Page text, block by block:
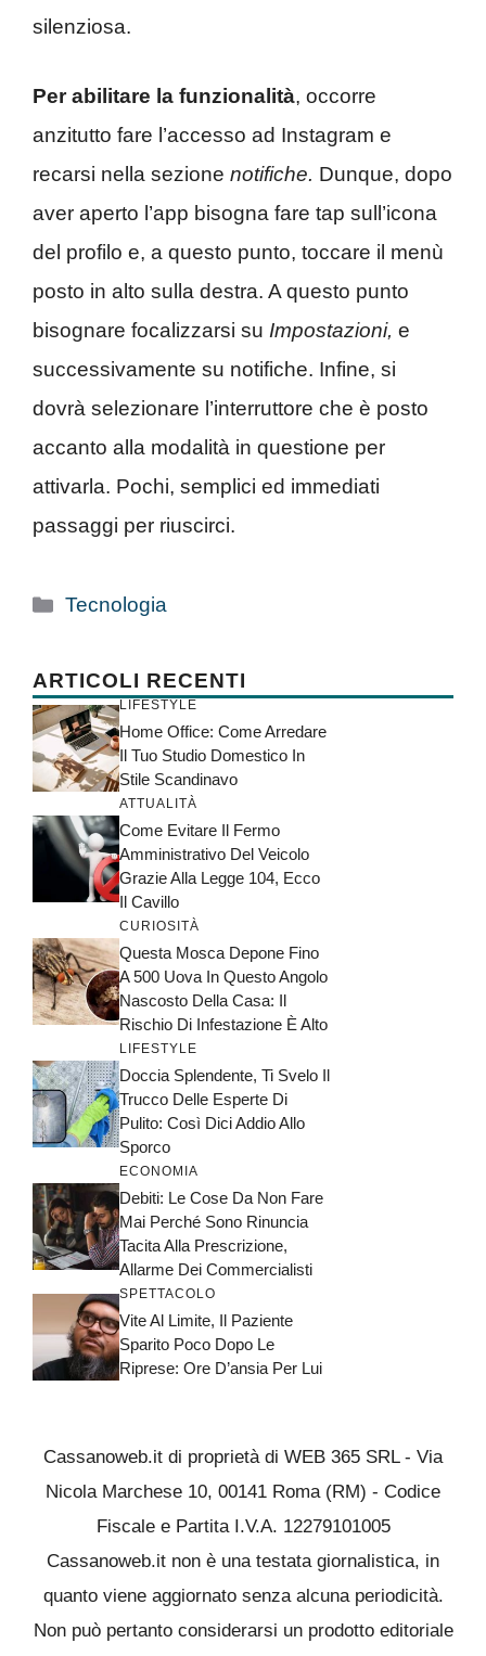
silenziosa.
Per abilitare la funzionalità, occorre
anzitutto fare l’accesso ad Instagram e
recarsi nella sezione notifiche. Dunque, dopo
aver aperto l’app bisogna fare tap sull’icona
del profilo e, a questo punto, toccare il menù
posto in alto sulla destra. A questo punto
bisognare focalizzarsi su Impostazioni, e
successivamente su notifiche. Infine, si
dovrà selezionare l’interruttore che è posto
accanto alla modalità in questione per
attivarla. Pochi, semplici ed immediati
passaggi per riuscirci.
Categorie
Tecnologia
ARTICOLI RECENTI
LIFESTYLE
Home Office: Come Arredare
Il Tuo Studio Domestico In
Stile Scandinavo
ATTUALITÀ
Come Evitare Il Fermo
Amministrativo Del Veicolo
Grazie Alla Legge 104, Ecco
Il Cavillo
CURIOSITÀ
Questa Mosca Depone Fino
A 500 Uova In Questo Angolo
Nascosto Della Casa: Il
Rischio Di Infestazione È Alto
LIFESTYLE
Doccia Splendente, Ti Svelo Il
Trucco Delle Esperte Di
Pulito: Così Dici Addio Allo
Sporco
ECONOMIA
Debiti: Le Cose Da Non Fare
Mai Perché Sono Rinuncia
Tacita Alla Prescrizione,
Allarme Dei Commercialisti
SPETTACOLO
Vite Al Limite, Il Paziente
Sparito Poco Dopo Le
Riprese: Ore D’ansia Per Lui
Cassanoweb.it di proprietà di WEB 365 SRL - Via
Nicola Marchese 10, 00141 Roma (RM) - Codice
Fiscale e Partita I.V.A. 12279101005
Cassanoweb.it non è una testata giornalistica, in
quanto viene aggiornato senza alcuna periodicità.
Non può pertanto considerarsi un prodotto editoriale